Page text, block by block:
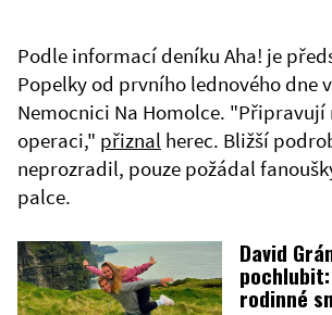
Podle informací deníku Aha! je
Popelky od prvního lednového dne
Nemocnici Na Homolce. "Připravují
operaci," přiznal herec. Bližší
neprozradil, pouze požádal
palce.
David
rodinné